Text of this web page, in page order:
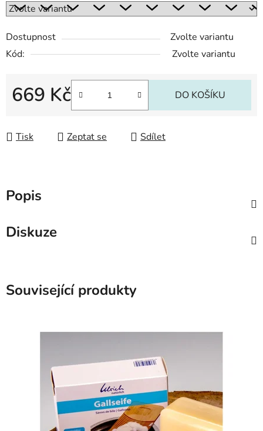
Dostupnost
Zvolte variantu
Kód:
Zvolte variantu
669 Kč DO KOŠÍKU
Tisk Zeptat se Sdílet
Popis
Diskuze
Související produkty